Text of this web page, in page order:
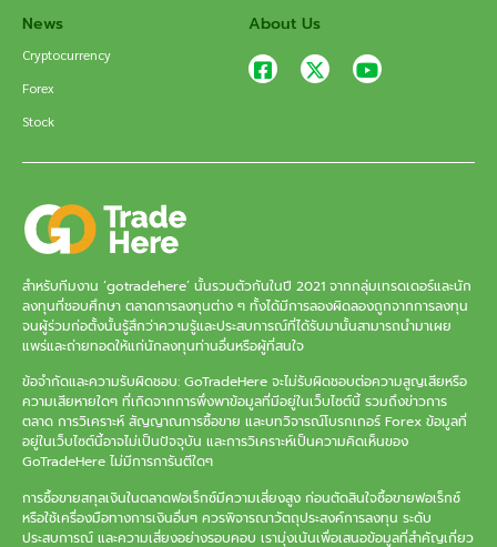
News
Cryptocurrency
Forex
Stock
About Us
สำหรับทีมงาน ‘gotradehere’ นั้นรวมตัวกันในปี 2021 จากกลุ่มเทรดเดอร์และนัก
ลงทุนที่ชอบศึกษา ตลาดการลงทุนต่าง ๆ ทั้งได้มีการลองผิดลองถูกจากการลงทุน
จนผู้ร่วมก่อตั้งนั้นรู้สึกว่าความรู้และประสบการณ์ที่ได้รับมานั้นสามารถนำมาเผย
แพร่และถ่ายทอดให้แก่นักลงทุนท่านอื่นหรือผู้ที่สนใจ
ข้อจำกัดและความรับผิดชอบ: GoTradeHere จะไม่รับผิดชอบต่อความสูญเสียหรือ
ความเสียหายใดๆ ที่เกิดจากการพึ่งพาข้อมูลที่มีอยู่ในเว็บไซต์นี้ รวมถึงข่าวการ
ตลาด การวิเคราะห์ สัญญาณการซื้อขาย และบทวิจารณ์โบรกเกอร์ Forex ข้อมูลที่
อยู่ในเว็บไซต์นี้อาจไม่เป็นปัจจุบัน และการวิเคราะห์เป็นความคิดเห็นของ
GoTradeHere ไม่มีการการันตีใดๆ
การซื้อขายสกุลเงินในตลาดฟอเร็กซ์มีความเสี่ยงสูง ก่อนตัดสินใจซื้อขายฟอเร็กซ์
หรือใช้เครื่องมือทางการเงินอื่นๆ ควรพิจารณาวัตถุประสงค์การลงทุน ระดับ
ประสบการณ์ และความเสี่ยงอย่างรอบคอบ เรามุ่งเน้นเพื่อเสนอข้อมูลที่สำคัญเกี่ยว